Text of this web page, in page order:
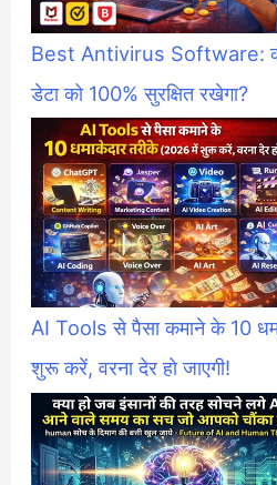
Best Antivirus Software:
डेटा को 100% सुरक्षित रखेगा?
AI Tools से पैसा कमाने के 10
शुरू करें, वरना देर हो जाएगी!